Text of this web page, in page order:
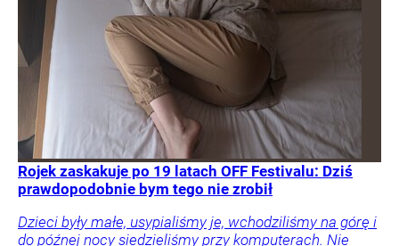
Rojek zaskakuje po 19 latach OFF Festivalu: Dziś
prawdopodobnie bym tego nie zrobił
Dzieci były małe, usypialiśmy je, wchodziliśmy na górę i
do późnej nocy siedzieliśmy przy komputerach. Nie